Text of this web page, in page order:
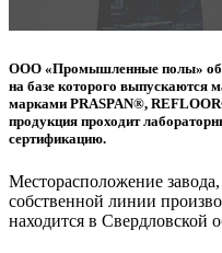
ООО «Промышленные полы»
на базе которого выпускаются
марками PRASPAN®,
продукция проходит
сертификацию.
Месторасположение
собственной линии
находится в Свердловской